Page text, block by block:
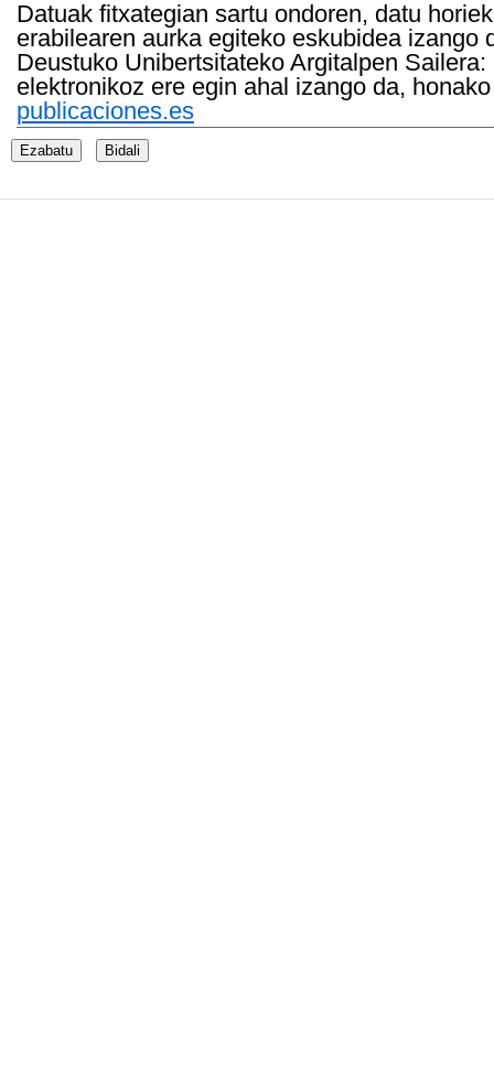
Datuak fitxategian sartu ondoren, datu
erabilearen aurka egiteko eskubidea
Deustuko Unibertsitateko Argitalpen
elektronikoz ere egin ahal izango da,
publicaciones.es
Ezabatu Bidali